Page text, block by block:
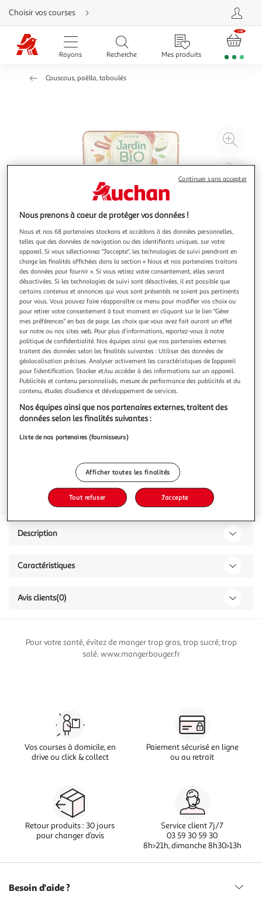
Aller
directement
au
contenu
Aller
directement
Aller
Choisir vos courses
Rayons Recherche Mes produits
Couscous, paëlla, taboulés
à
JARDIN BIO ETIC
Couscous aux légumes du soleil sachet express
Parce que votre temps est précieux et que votre
alimentation l'est aussi, Jardin BiO étic vous propose des
menus express bio originaux et prêt en quelques minutes.
Voyagez au pays des saveurs et découvrez ce couscous aux
légumes du soleil, plat typique de la cuisine marocaine,
mariant les graines de
En savoir +
220g 1 personne
Vous voulez connaître le prix de ce produit ?
Eurofeuille - Bio européen
AB Agriculture biologique
Description
Caractéristiques
Avis clients(0)
Pour votre santé, évitez de manger trop gras, trop sucré, trop
salé. www.mangerbouger.fr
Vos courses à domicile, en
drive ou click & collect
Paiement sécurisé en ligne
ou au retrait
Retour produits : 30 jours
pour changer d’avis
Service client 7j/7
03 59 30 59 30
8h>21h, dimanche 8h30>13h
Besoin d'aide ?
Nous prenons à coeur de protéger vos données !
Nous et nos 68 partenaires stockons et accédons à des données personnelles,
telles que des données de navigation ou des identifiants uniques, sur votre
appareil. Si vous sélectionnez "J'accepte", les technologies de suivi prendront en
charge les finalités affichées dans la section « Nous et nos partenaires traitons
des données pour fournir ». Si vous retirez votre consentement, elles seront
désactivées. Si les technologies de suivi sont désactivées, il est possible que
certains contenus et annonces qui vous sont présentés ne soient pas pertinents
pour vous. Vous pouvez faire réapparaître ce menu pour modifier vos choix ou
pour retirer votre consentement à tout moment en cliquant sur le lien "Gérer
mes préférences" en bas de page. Les choix que vous avez fait auront un effet
sur notre ou nos sites web. Pour plus d’informations, reportez-vous à notre
politique de confidentialité. Nos équipes ainsi que nos partenaires externes
traitent des données selon les finalités suivantes : Utiliser des données de
géolocalisation précises. Analyser activement les caractéristiques de l’appareil
pour l’identification. Stocker et/ou accéder à des informations sur un appareil.
Publicités et contenu personnalisés, mesure de performance des publicités et du
contenu, études d’audience et développement de services.
Nos équipes ainsi que nos partenaires externes, traitent des
données selon les finalités suivantes :
Liste de nos partenaires (fournisseurs)
Afficher toutes les finalités
Tout refuser J'accepte
Continuer sans accepter